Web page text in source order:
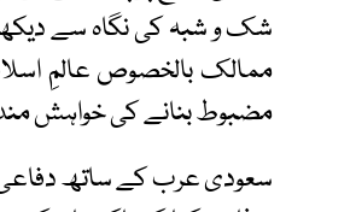
شک و شبہ کی نگاہ سے دیکھا
ممالک بالخصوص عالمِ
مضبوط بنانے کی خواہش مند
سعودی عرب کے ساتھ